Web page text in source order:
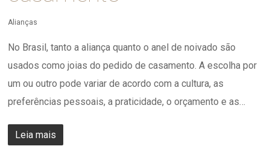
Alianças
No Brasil, tanto a aliança quanto o anel de noivado são
usados ​​como joias do pedido de casamento. A escolha por
um ou outro pode variar de acordo com a cultura, as
preferências pessoais, a praticidade, o orçamento e as…
Leia mais